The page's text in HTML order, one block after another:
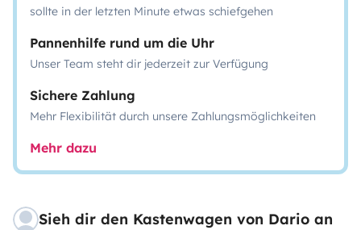
sollte in der letzten Minute etwas schiefgehen
Pannenhilfe rund um die Uhr
Unser Team steht dir jederzeit zur Verfügung
Sichere Zahlung
Mehr Flexibilität durch unsere Zahlungsmöglichkeiten
Mehr dazu
Sieh dir den Kastenwagen von Dario an